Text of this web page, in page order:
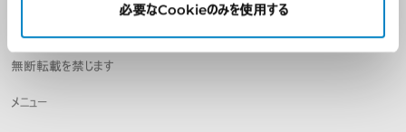
必要なCookieのみを使用する
納税番号、付加価値税番号、およびトリノ会社登録番号 06589950010
Copyright © 1998-2023.
無断転載を禁じます
メニュー